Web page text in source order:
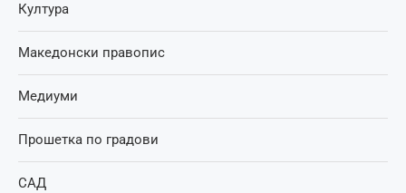
Култура
Македонски правопис
Медиуми
Прошетка по градови
САД